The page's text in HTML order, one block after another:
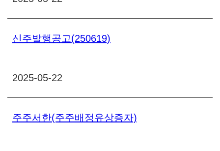
신주발행공고(250619)
2025-05-22
주주서한(주주배정유상증자)